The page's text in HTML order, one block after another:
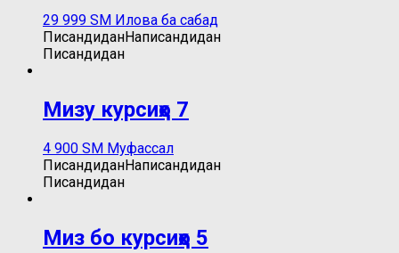
29 999 ЅМ Илова ба сабад
ПисандиданНаписандидан
Писандидан
Мизу курсиҳо 7
4 900 ЅМ Муфассал
ПисандиданНаписандидан
Писандидан
Миз бо курсиҳо 5